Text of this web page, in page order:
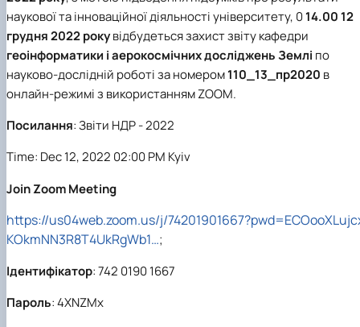
наукової та інноваційної діяльності університету, 0 14.00 12
грудня 2022 рокувідбудеться захист звіту кафедри
геоінформатики і аерокосмічних досліджень Землі по
науково-дослідній роботі за номером110_13_пр2020 в
онлайн-режимі з використанням ZOOM.
Посилання: Звіти НДР - 2022
Time: Dec 12, 2022 02:00 PM Kyiv
Join Zoom Meeting
https://us04web.zoom.us/j/
KOkmNN3R8T4UkRgWb1…;
Ідентифікатор: 742 0190 1667
Пароль: 4XNZMx